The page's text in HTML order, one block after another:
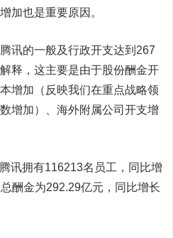
加也是重要原因。
的一般及行政开支达到267
释，这主要是由于股份酬金开
增加（反映我们在重点战略领
增加）、海外附属公司开支增
拥有116213名员工，同比增
酬金为292.29亿元，同比增长